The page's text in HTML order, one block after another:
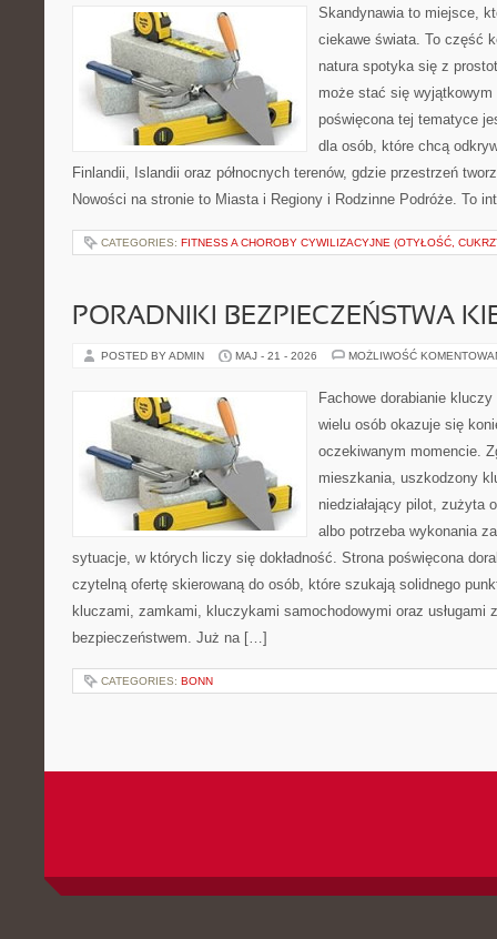
Skandynawia to miejsce,
ciekawe świata. To część
natura spotyka się z
może stać się
poświęcona tej tematyce
dla osób, które chcą
Finlandii, Islandii oraz północnych terenów, gdzie przestrzeń
Nowości na stronie to Miasta i Regiony i Rodzinne Podróże. To
CATEGORIES: FITNESS A CHOROBY CYWILIZACYJNE (OTYŁOŚĆ,
PORADNIKI BEZPIECZEŃSTWA
POSTED BY ADMIN MAJ - 21 - 2026 MOŻLIWOŚĆ
Fachowe dorabianie
wielu osób okazuje się
oczekiwanym momencie.
mieszkania, uszkodzony
niedziałający pilot, zużyta
albo potrzeba wykonania
sytuacje, w których liczy się dokładność. Strona poświęcona
czytelną ofertę skierowaną do osób, które szukają solidnego
kluczami, zamkami, kluczykami samochodowymi oraz usługami
bezpieczeństwem. Już na […]
CATEGORIES: BONN